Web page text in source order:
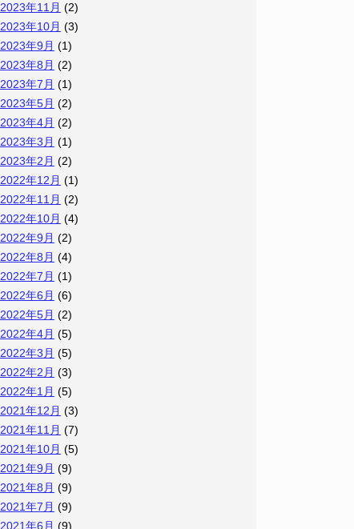
2023年11月 (2)
2023年10月 (3)
2023年9月 (1)
2023年8月 (2)
2023年7月 (1)
2023年5月 (2)
2023年4月 (2)
2023年3月 (1)
2023年2月 (2)
2022年12月 (1)
2022年11月 (2)
2022年10月 (4)
2022年9月 (2)
2022年8月 (4)
2022年7月 (1)
2022年6月 (6)
2022年5月 (2)
2022年4月 (5)
2022年3月 (5)
2022年2月 (3)
2022年1月 (5)
2021年12月 (3)
2021年11月 (7)
2021年10月 (5)
2021年9月 (9)
2021年8月 (9)
2021年7月 (9)
2021年6月 (9)